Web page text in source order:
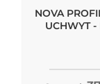
NOVA
UCHWYT -